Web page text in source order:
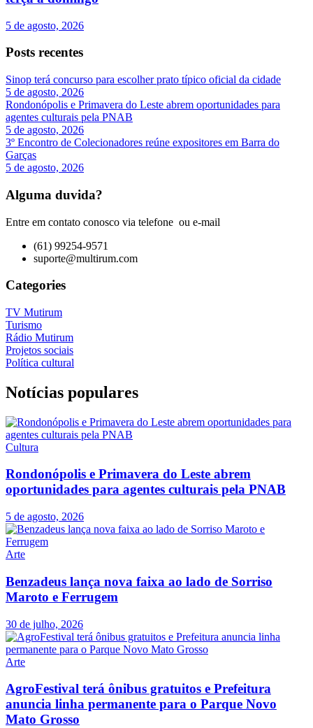
5 de agosto, 2026
Posts recentes
Sinop terá concurso para escolher prato típico oficial da cidade
5 de agosto, 2026
Rondonópolis e Primavera do Leste abrem oportunidades para
agentes culturais pela PNAB
5 de agosto, 2026
3º Encontro de Colecionadores reúne expositores em Barra do
Garças
5 de agosto, 2026
Alguma duvida?
Entre em contato conosco via telefone ou e-mail
(61) 99254-9571
suporte@multirum.com
Categories
TV Mutirum
Turismo
Rádio Mutirum
Projetos sociais
Política cultural
Notícias populares
Cultura
Rondonópolis e Primavera do Leste abrem
oportunidades para agentes culturais pela PNAB
5 de agosto, 2026
Arte
Benzadeus lança nova faixa ao lado de Sorriso
Maroto e Ferrugem
30 de julho, 2026
Arte
AgroFestival terá ônibus gratuitos e Prefeitura
anuncia linha permanente para o Parque Novo
Mato Grosso